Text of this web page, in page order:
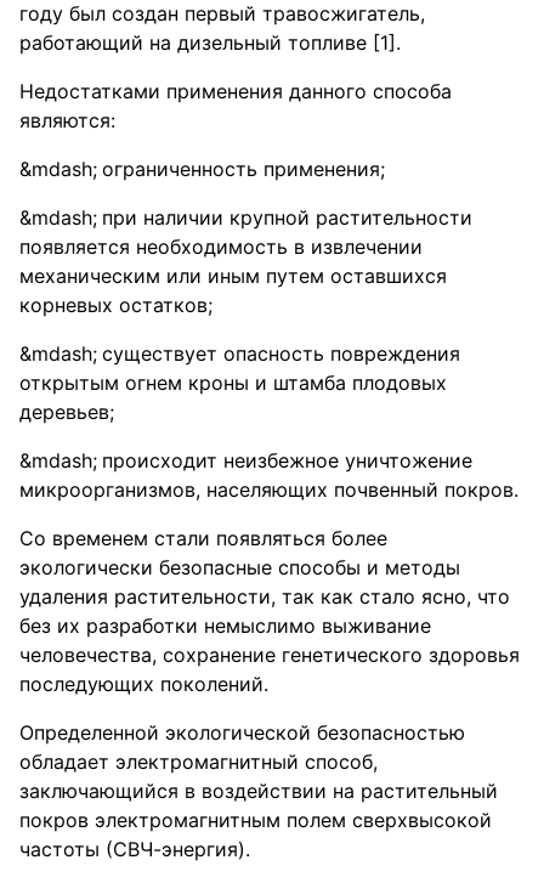
году был создан первый травосжигатель,
работающий на дизельный топливе [1].
Недостатками применения данного способа
являются:
ограниченность применения;
при наличии крупной растительности
появляется необходимость в извлечении
механическим или иным путем оставшихся
корневых остатков;
существует опасность повреждения
открытым огнем кроны и штамба плодовых
деревьев;
происходит неизбежное уничтожение
микроорганизмов, населяющих почвенный покров.
Со временем стали появляться более
экологически безопасные способы и методы
удаления растительности, так как стало ясно, что
без их разработки немыслимо выживание
человечества, сохранение генетического здоровья
последующих поколений.
Определенной экологической безопасностью
обладает электромагнитный способ,
заключающийся в воздействии на растительный
покров электромагнитным полем сверхвысокой
частоты (СВЧ-энергия).